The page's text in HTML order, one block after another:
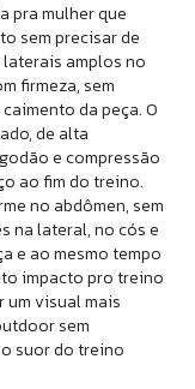
pra mulher que
sem precisar de
amplos no
firmeza, sem
da peça. O
de alta
e compressão
ao fim do treino.
no abdômen, sem
na lateral, no cós e
e ao mesmo tempo
impacto pro treino
um visual mais
sem
suor do treino